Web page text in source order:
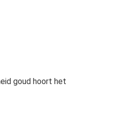
goud hoort het